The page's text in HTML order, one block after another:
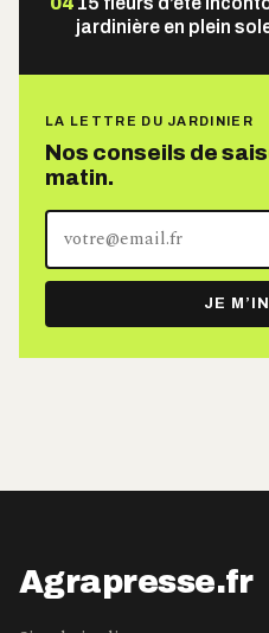
jardinière en plein
LA LETTRE DU JARDINIER
Nos conseils de
matin.
Votre
adresse
e-
mail
JE
Agrapresse.fr